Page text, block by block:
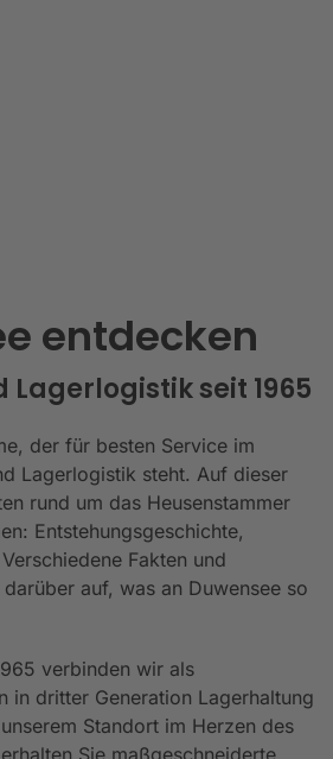
entdecken
Lagerlogistik seit 1965
der für besten Service im
Lagerlogistik steht. Auf dieser
rund um das Heusenstammer
Entstehungsgeschichte,
Fakten und
auf, was an Duwensee so
verbinden wir als
in dritter Generation Lagerhaltung
Standort im Herzen des
Sie maßgeschneiderte